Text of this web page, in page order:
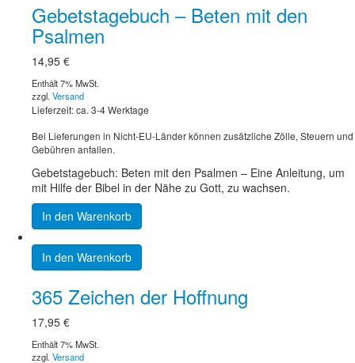
Gebetstagebuch – Beten mit den
Psalmen
14,95 €
Enthält 7% MwSt.
zzgl.Versand
Lieferzeit: ca. 3-4 Werktage
Bei Lieferungen in Nicht-EU-Länder können zusätzliche Zölle, Steuern und
Gebühren anfallen.
Gebetstagebuch: Beten mit den Psalmen – Eine Anleitung, um
mit Hilfe der Bibel in der Nähe zu Gott, zu wachsen.
In den Warenkorb
In den Warenkorb
365 Zeichen der Hoffnung
17,95 €
Enthält 7% MwSt.
zzgl.Versand